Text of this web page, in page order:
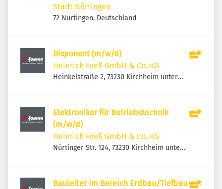
Stadt Nürtingen
72 Nürtingen, Deutschland
Disponent (m/w/d)
Heinrich Feeß GmbH & Co. KG
Heinkelstraße 2, 73230 Kirchheim unter
Elektroniker für Betriebstechnik
(m/w/d)
Heinrich Feeß GmbH & Co. KG
Nürtinger Str. 124, 73230 Kirchheim unter
Bauleiter im Bereich Erdbau/Tiefbau